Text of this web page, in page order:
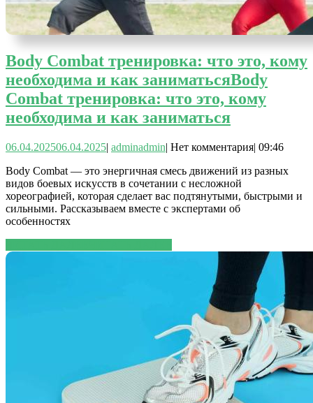
Body Combat тренировка: что это, кому
необходима и как заниматьсяBody
Combat тренировка: что это, кому
необходима и как заниматься
06.04.202506.04.2025| adminadmin| Нет комментария| 09:46
Body Combat — это энергичная смесь движений из разных
видов боевых искусств в сочетании с несложной
хореографией, которая сделает вас подтянутыми, быстрыми и
сильными. Рассказываем вместе с экспертами об
особенностях